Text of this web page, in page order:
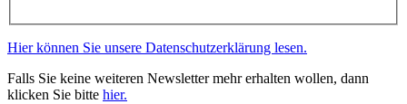
Hier können Sie unsere Datenschutzerklärung lesen.
Falls Sie keine weiteren Newsletter mehr erhalten wollen, dann
klicken Sie bitte hier.